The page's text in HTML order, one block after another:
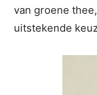
van groene
uitstekende